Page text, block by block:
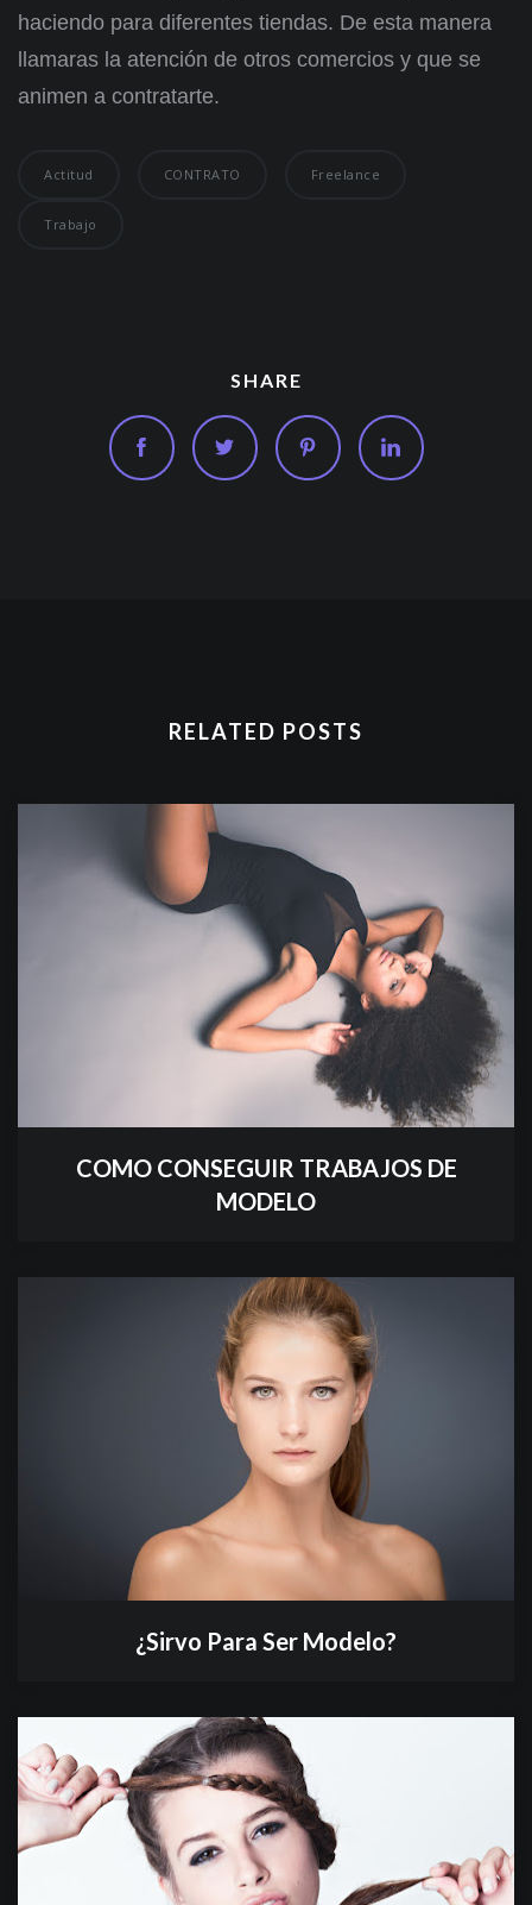
haciendo para diferentes tiendas. De esta manera
llamaras la atención de otros comercios y que se
animen a contratarte.
Actitud CONTRATO Freelance
Trabajo
SHARE
RELATED POSTS
COMO CONSEGUIR TRABAJOS DE
MODELO
¿Sirvo Para Ser Modelo?